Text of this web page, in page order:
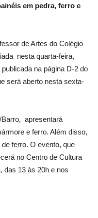
em pedra, ferro e
de Artes do Colégio
nesta quarta-feira,
na página D-2 do
será aberto nesta sexta-
apresentará
e ferro. Além disso,
ferro. O evento, que
no Centro de Cultura
das 13 às 20h e nos